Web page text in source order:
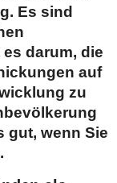
Es sind
darum, die
auf
zu
gut, wenn Sie